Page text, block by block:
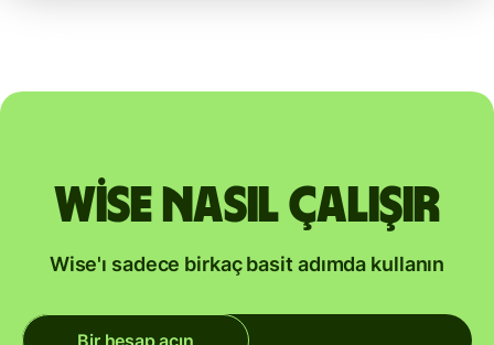
Wise nasıl çalışır
Wise'ı sadece birkaç basit adımda kullanın
Bir hesap açın